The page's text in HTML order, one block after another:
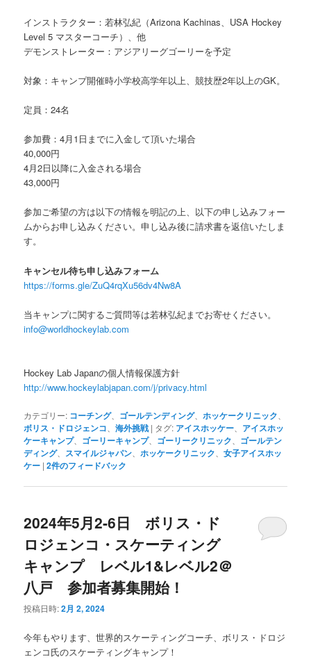
インストラクター：若林弘紀（Arizona Kachinas、USA Hockey
Level 5 マスターコーチ）、他
デモンストレーター：アジアリーグゴーリーを予定
対象：キャンプ開催時小学校高学年以上、競技歴2年以上のGK。
定員：24名
参加費：4月1日までに入金して頂いた場合
40,000円
4月2日以降に入金される場合
43,000円
参加ご希望の方は以下の情報を明記の上、以下の申し込みフォー
ムからお申し込みください。申し込み後に請求書を返信いたしま
す。
キャンセル待ち申し込みフォーム
https://forms.gle/ZuQ4rqXu56dv4Nw8A
当キャンプに関するご質問等は若林弘紀までお寄せください。
info@worldhockeylab.com
Hockey Lab Japanの個人情報保護方針
http://www.hockeylabjapan.com/j/privacy.html
カテゴリー: コーチング、 ゴールテンディング、ホッケークリニック
ボリス・ドロジェンコ 、海外挑戦 | タグ: アイスホッケー
アイスホッ
ケーキャンプ、 ゴーリーキャンプ、 ゴーリークリニック
ゴールテン
ディング、 スマイルジャパン 、ホッケークリニック 、女子アイスホッ
ケー |2件のフィードバック
2024年5月2-6日 ボリス・ド
ロジェンコ・スケーティング
キャンプ レベル1&レベル2＠
八戸 参加者募集開始！
投稿日時:2月 2, 2024
今年もやります、世界的スケーティングコーチ、ボリス・ドロジ
ェンコ氏のスケーティングキャンプ！